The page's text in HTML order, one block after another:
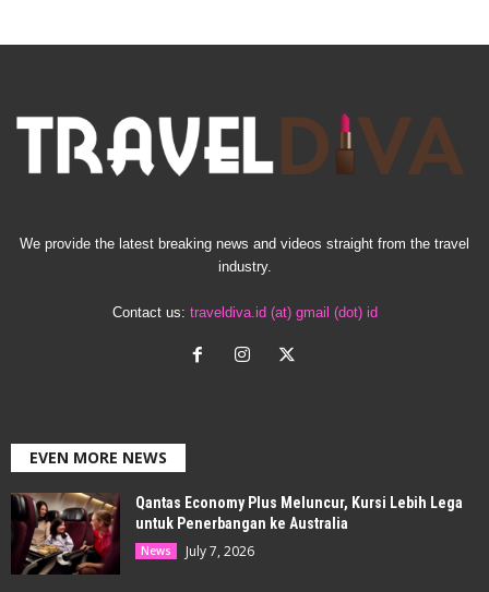
We provide the latest breaking news and videos straight from the travel
industry.
Contact us: traveldiva.id (at) gmail (dot) id
EVEN MORE NEWS
Qantas Economy Plus Meluncur, Kursi Lebih Lega
untuk Penerbangan ke Australia
News July 7, 2026